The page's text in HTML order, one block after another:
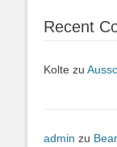
Recent
Kolte zu
admin zu